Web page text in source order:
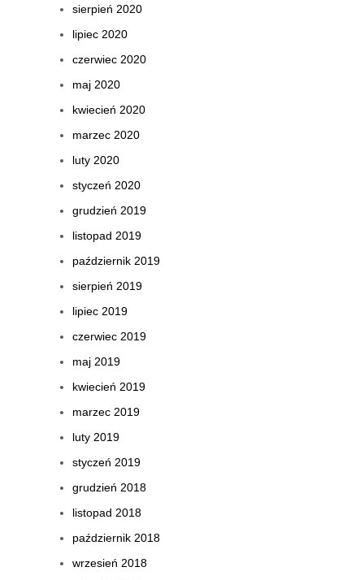
sierpień 2020
lipiec 2020
czerwiec 2020
maj 2020
kwiecień 2020
marzec 2020
luty 2020
styczeń 2020
grudzień 2019
listopad 2019
październik 2019
sierpień 2019
lipiec 2019
czerwiec 2019
maj 2019
kwiecień 2019
marzec 2019
luty 2019
styczeń 2019
grudzień 2018
listopad 2018
październik 2018
wrzesień 2018